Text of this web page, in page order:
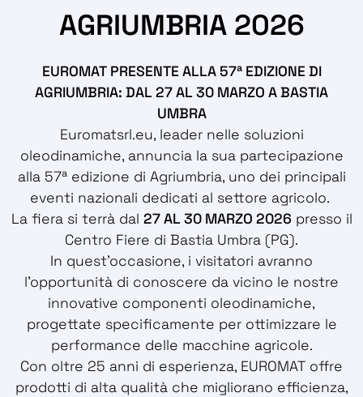
AGRIUMBRIA 2026
EUROMAT PRESENTE ALLA 57ª EDIZIONE DI
AGRIUMBRIA: DAL 27 AL 30 MARZO A BASTIA
UMBRA
Euromatsrl.eu, leader nelle soluzioni
oleodinamiche, annuncia la sua partecipazione
alla 57ª edizione di Agriumbria, uno dei principali
eventi nazionali dedicati al settore agricolo.
La fiera si terrà dal 27 AL 30 MARZO 2026 presso il
Centro Fiere di Bastia Umbra (PG).
In quest'occasione, i visitatori avranno
l'opportunità di conoscere da vicino le nostre
innovative componenti oleodinamiche,
progettate specificamente per ottimizzare le
performance delle macchine agricole.
Con oltre 25 anni di esperienza, EUROMAT offre
prodotti di alta qualità che migliorano efficienza,